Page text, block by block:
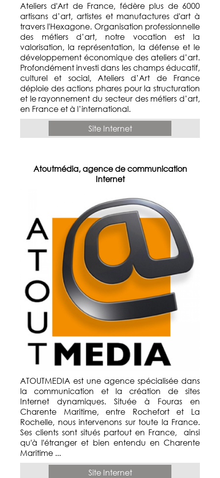
Ateliers d'Art de France, fédère plus de 6000
artisans d’art, artistes et manufactures d'art à
travers l'Hexagone. Organisation professionnelle
des métiers d’art, notre vocation est la
valorisation, la représentation, la défense et le
développement économique des ateliers d’art.
Profondément investi dans les champs éducatif,
culturel et social, Ateliers d’Art de France
déploie des actions phares pour la structuration
et le rayonnement du secteur des métiers d’art,
en France et à l’international.
Site Internet
Atoutmédia, agence de communication
Internet
ATOUTMEDIA est une agence spécialisée dans
la communication et la création de sites
Internet dynamiques. Située à Fouras en
Charente Maritime, entre Rochefort et La
Rochelle, nous intervenons sur toute la France.
Ses clients sont situés partout en France, ainsi
qu'à l'étranger et bien entendu en Charente
Maritime ...
Site Internet